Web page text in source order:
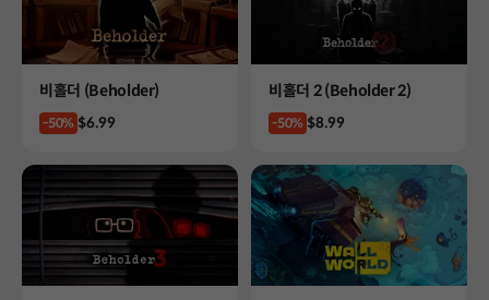
Product
비홀더 (Beholder)
-50% Price
$6.99
Product
비홀더 2 (Beholder 2)
-50% Price
$8.99